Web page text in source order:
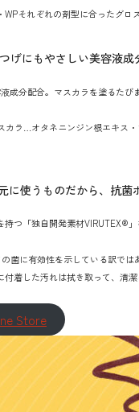
WPそれぞれの剤型に合ったグロ
げにもやさしい美容液
成分配合。マスカラを塗るたび
カラ…オタネニンジン根エキス
に使うものだから、抗
持つ「独自開発素材VIRUTEX®」
菌に有効性を示している訳では
付着した汚れは拭き取って、清潔
Store